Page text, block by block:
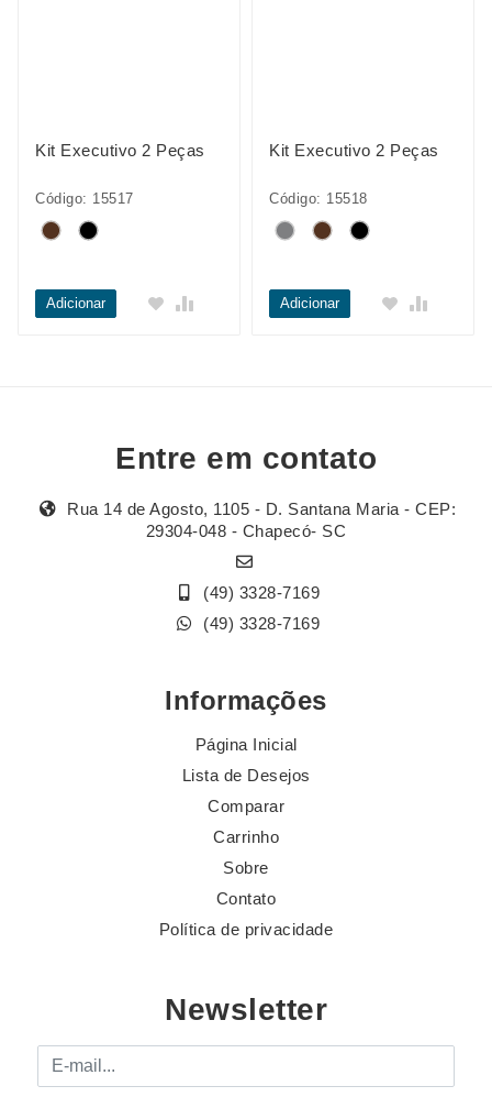
Kit Executivo 2 Peças
Código: 15517
Adicionar
Kit Executivo 2 Peças
Código: 15518
Adicionar
Entre em contato
Rua 14 de Agosto, 1105 - D. Santana Maria - CEP:
29304-048 - Chapecó- SC
(49) 3328-7169
(49) 3328-7169
Informações
Página Inicial
Lista de Desejos
Comparar
Carrinho
Sobre
Contato
Política de privacidade
Newsletter
E-mail